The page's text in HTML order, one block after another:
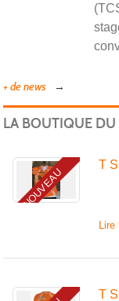
+ de news
LA BOUTIQUE DU
NOUVEAU
T
T